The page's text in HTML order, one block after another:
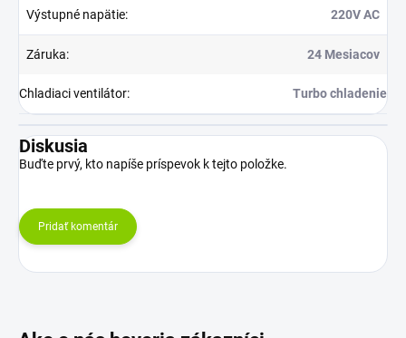
Výstupné napätie: 220V AC
Záruka: 24 Mesiacov
Chladiaci ventilátor: Turbo chladenie
Diskusia
Buďte prvý, kto napíše príspevok k tejto položke.
Pridať komentár